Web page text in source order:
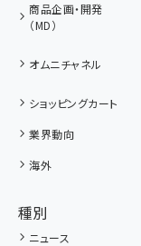
商品企画・開発
（MD）
オムニチャネル
ショッピングカート
業界動向
海外
種別
ニュース